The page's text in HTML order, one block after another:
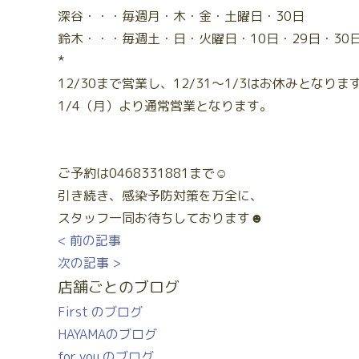
深谷・・・毎週月・木・金・土曜日・30日
鈴木・・・毎週土・日・火曜日・10日・29日・30
*
12/30まで営業し、12/31～1/3はお休みとなりま
1/4（月）より通常営業となります。
ご予約は0468331881まで☺
引き続き、感染予防対策を万全に、
スタッフ一同お待ちしております☻
< 前の記事
次の記事 >
店舗ごとのブログ
First のブログ
HAYAMAのブログ